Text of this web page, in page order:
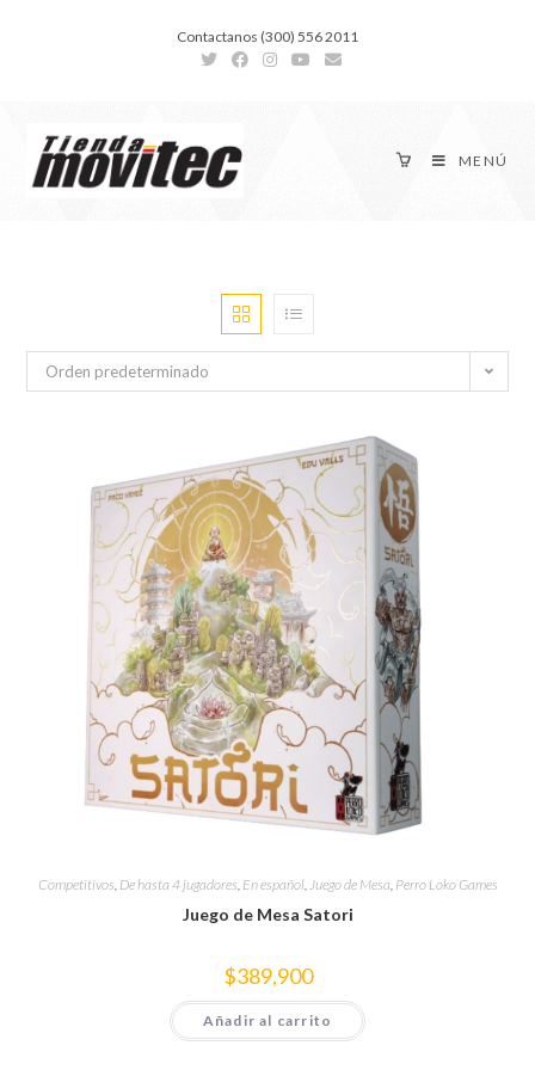
Contactanos (300) 556 2011
MENÚ
Orden predeterminado
Competitivos, De hasta 4 jugadores, En español,Juego de Mesa, Perro Loko Games
Juego de Mesa Satori
$389,900
Añadir al carrito